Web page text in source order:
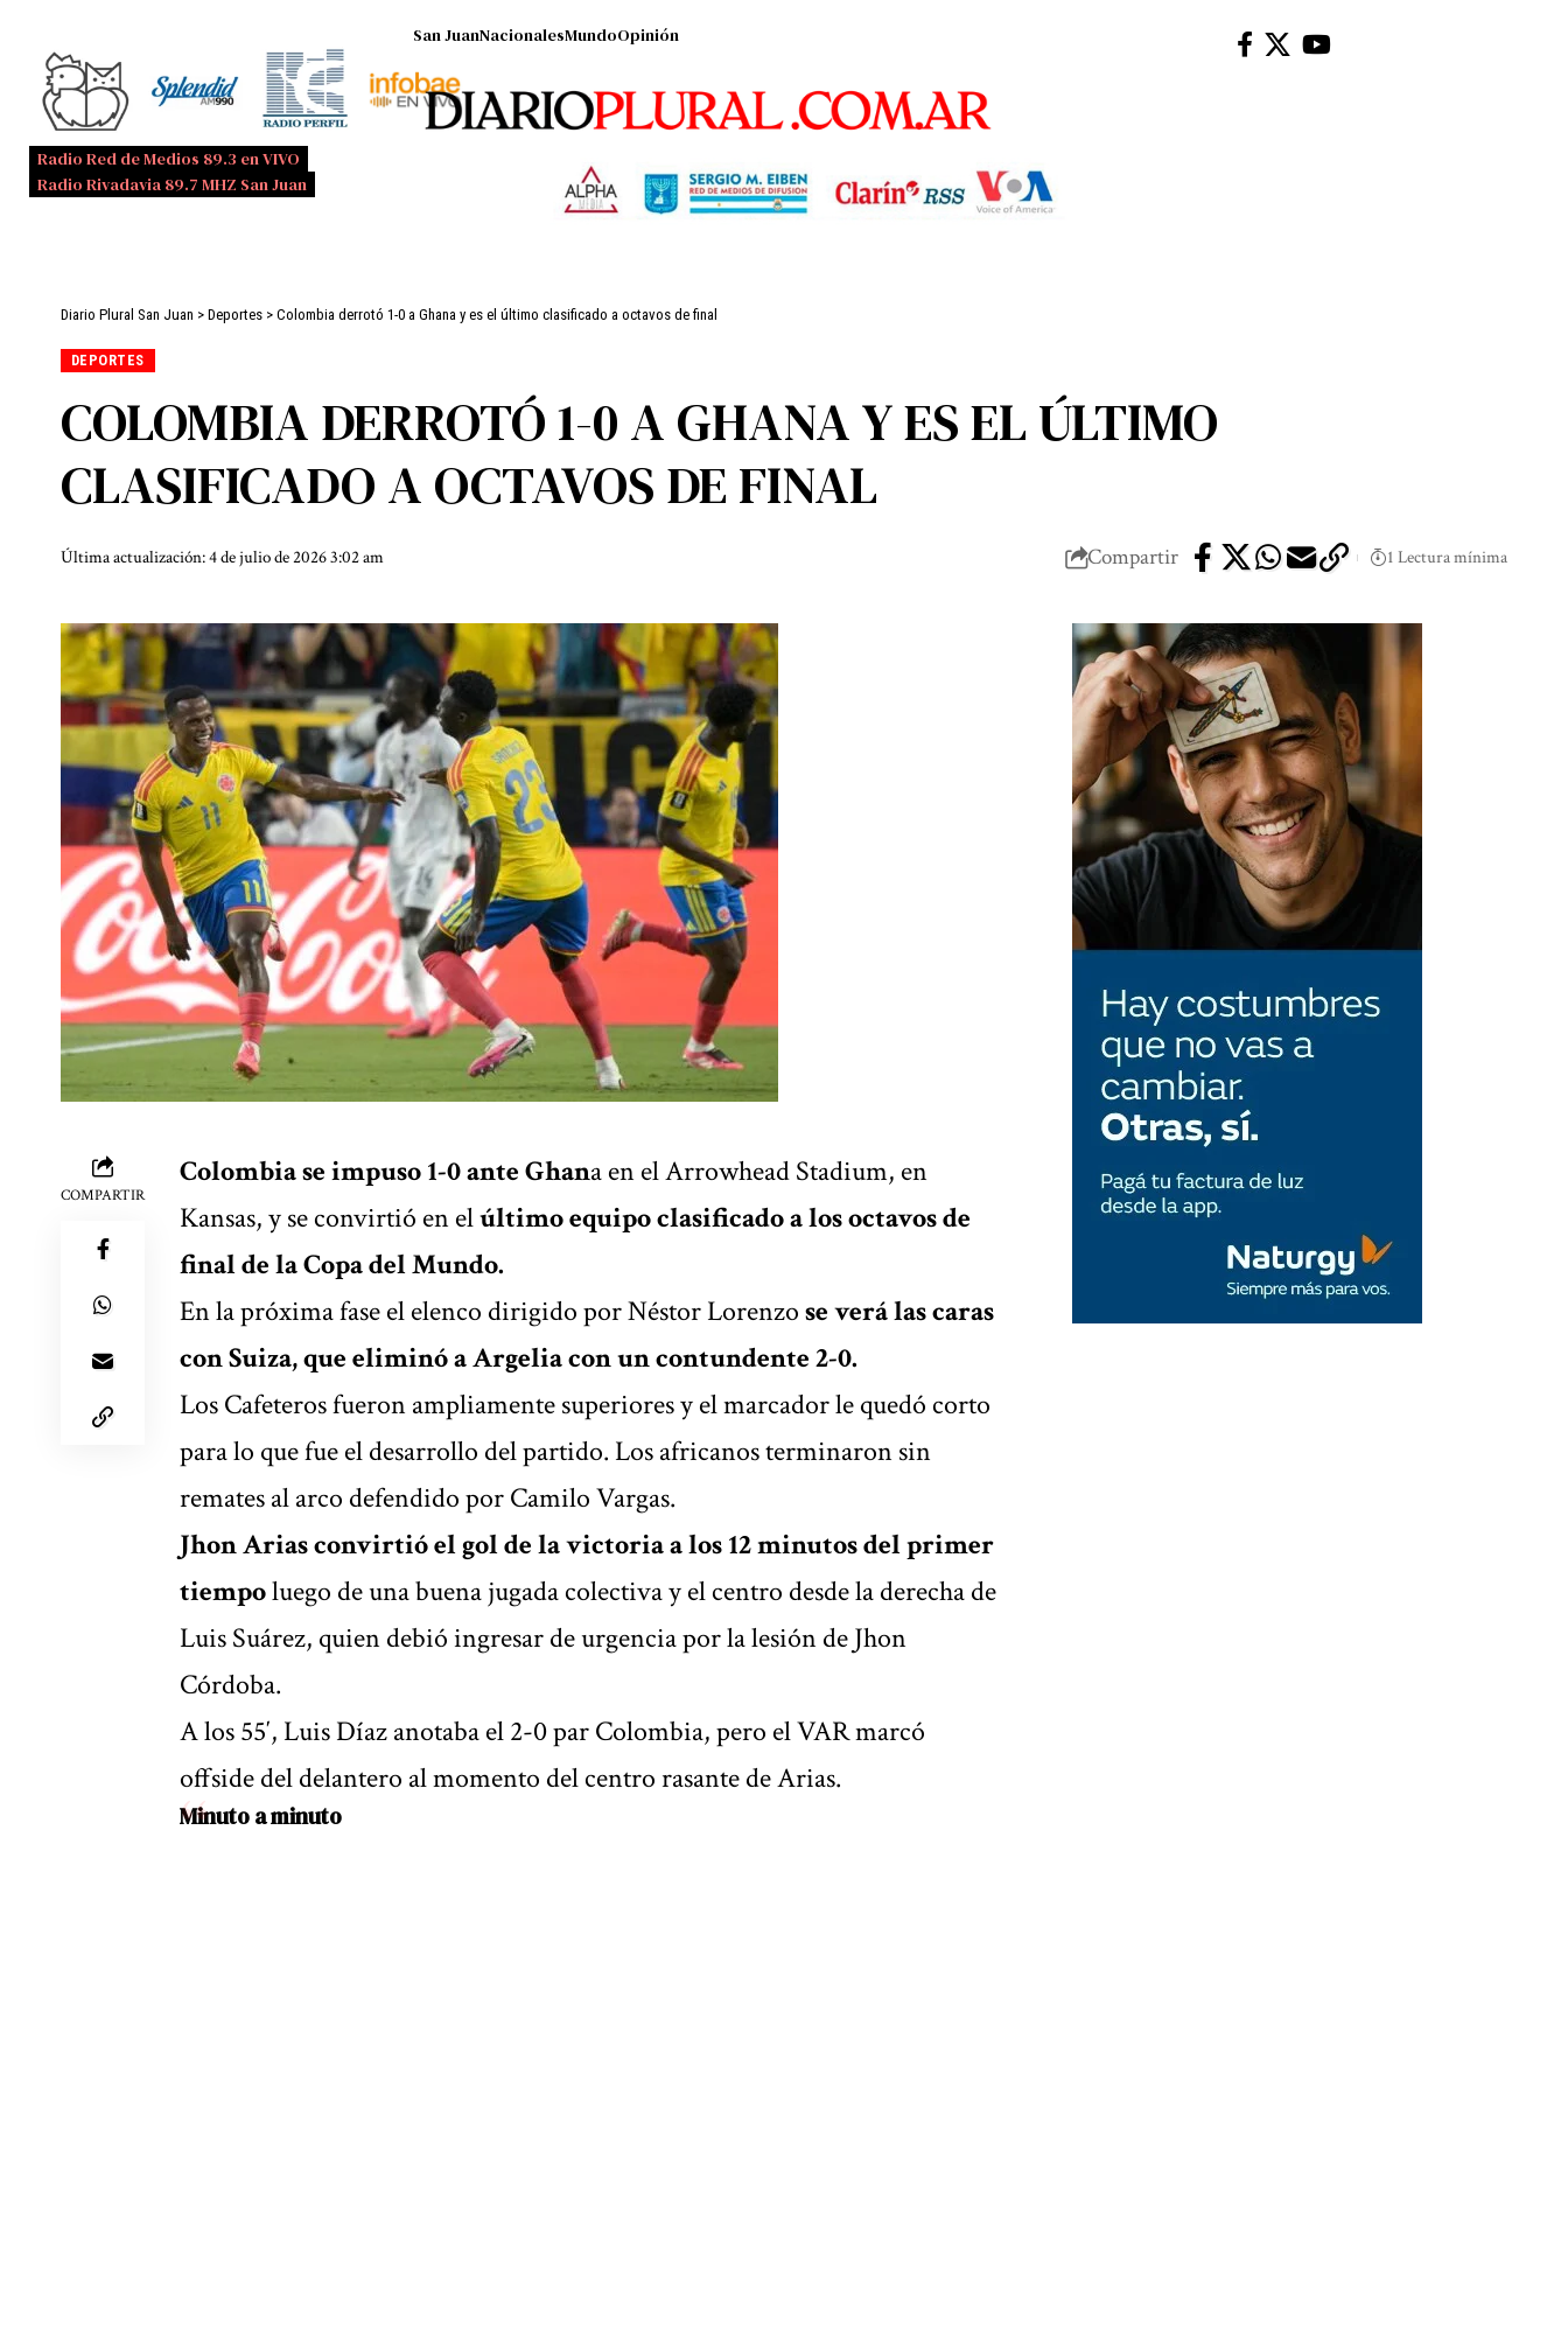
Radio Red de Medios 89.3 en VIVO
Radio Rivadavia 89.7 MHZ San Juan
San JuanNacionalesMundoOpinión
Diario Plural San Juan > Deportes > Colombia derrotó 1-0 a Ghana y es el último clasificado a octavos de final
DEPORTES
COLOMBIA DERROTÓ 1-0 A GHANA Y ES EL ÚLTIMO
CLASIFICADO A OCTAVOS DE FINAL
Última actualización: 4 de julio de 2026 3:02 am Compartir 1 Lectura mínima
COMPARTIR
Colombia se impuso 1-0 ante Ghana en el Arrowhead Stadium, en
Kansas, y se convirtió en elúltimo equipo clasificado a los octavos de
final de la Copa del Mundo.
En la próxima fase el elenco dirigido por Néstor Lorenzose verá las caras
con Suiza, que eliminó a Argelia con un contundente 2-0.
Los Cafeteros fueron ampliamente superiores y el marcador le quedó corto
para lo que fue el desarrollo del partido. Los africanos terminaron sin
remates al arco defendido por Camilo Vargas.
Jhon Arias convirtió el gol de la victoria a los 12 minutos del primer
tiempoluego de una buena jugada colectiva y el centro desde la derecha de
Luis Suárez, quien debió ingresar de urgencia por la lesión de Jhon
Córdoba.
A los 55′, Luis Díaz anotaba el 2-0 par Colombia, pero el VAR marcó
offside del delantero al momento del centro rasante de Arias.
Minuto a minuto